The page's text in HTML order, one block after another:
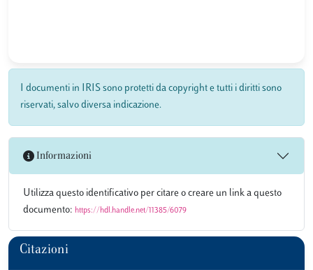
I documenti in IRIS sono protetti da copyright e tutti i diritti sono
riservati, salvo diversa indicazione.
Informazioni
Utilizza questo identificativo per citare o creare un link a questo
documento: https://hdl.handle.net/11385/6079
Citazioni